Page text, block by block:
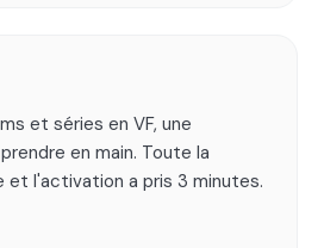
et séries en VF, une
en main. Toute la
et l'activation a pris 3 minutes.